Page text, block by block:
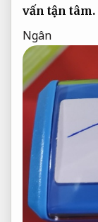
vấn tận tâm.